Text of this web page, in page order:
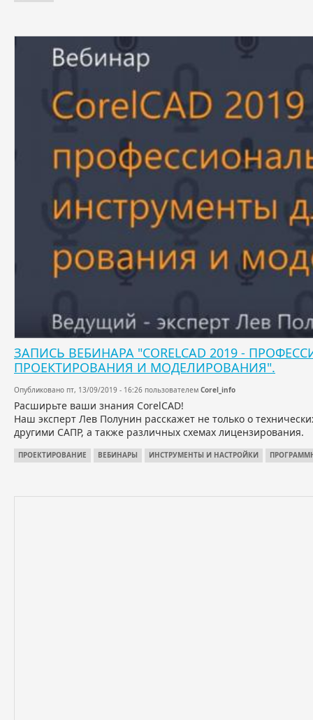
ЗАПИСЬ ВЕБИНАРА "CORELCAD 2019 -
ПРОЕКТИРОВАНИЯ И МОДЕЛИРОВАНИЯ".
Опубликовано пт, 13/09/2019 - 16:26 пользователем Corel_info
Расширьте ваши знания CorelCAD!
Наш эксперт Лев Полунин расскажет не только о
другими САПР, а также различных схемах лицензирования.
ПРОЕКТИРОВАНИЕ ВЕБИНАРЫ ИНСТРУМЕНТЫ И НАСТРОЙКИ